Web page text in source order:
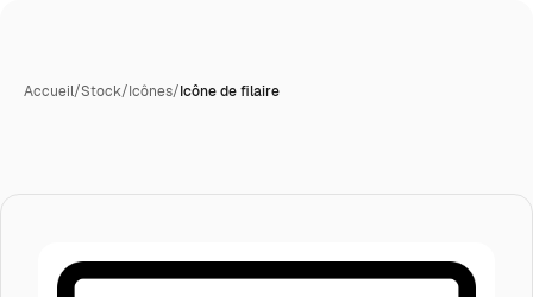
Accueil/Stock/Icônes/Icône de filaire